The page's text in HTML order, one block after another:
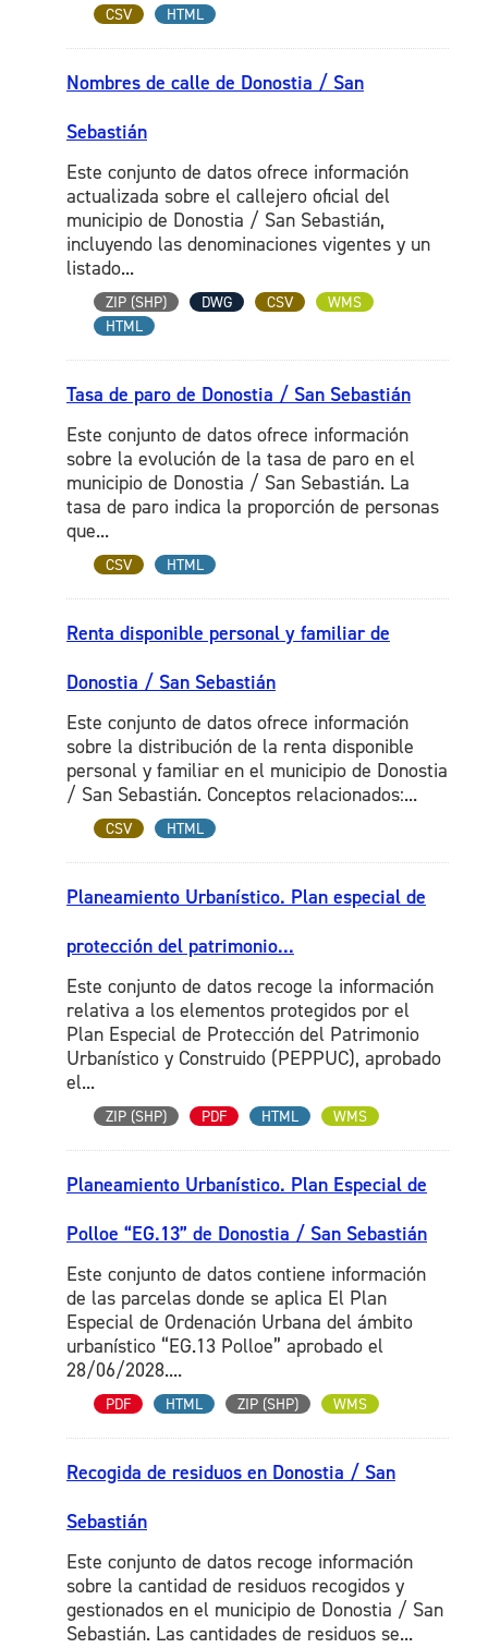
CSV HTML
Nombres de calle de Donostia / San
Sebastián
Este conjunto de datos ofrece información
actualizada sobre el callejero oficial del
municipio de Donostia / San Sebastián,
incluyendo las denominaciones vigentes y un
listado...
ZIP (SHP) DWG CSV
WMS
HTML
Tasa de paro de Donostia / San Sebastián
Este conjunto de datos ofrece información
sobre la evolución de la tasa de paro en el
municipio de Donostia / San Sebastián. La
tasa de paro indica la proporción de personas
que...
CSV HTML
Renta disponible personal y familiar de
Donostia / San Sebastián
Este conjunto de datos ofrece información
sobre la distribución de la renta disponible
personal y familiar en el municipio de Donostia
/ San Sebastián. Conceptos relacionados:...
CSV HTML
Planeamiento Urbanístico. Plan especial de
protección del patrimonio...
Este conjunto de datos recoge la información
relativa a los elementos protegidos por el
Plan Especial de Protección del Patrimonio
Urbanístico y Construido (PEPPUC), aprobado
el...
ZIP (SHP) PDF HTML WMS
Planeamiento Urbanístico. Plan Especial de
Polloe “EG.13” de Donostia / San Sebastián
Este conjunto de datos contiene información
de las parcelas donde se aplica El Plan
Especial de Ordenación Urbana del ámbito
urbanístico “EG.13 Polloe” aprobado el
28/06/2028....
PDF HTML ZIP (SHP) WMS
Recogida de residuos en Donostia / San
Sebastián
Este conjunto de datos recoge información
sobre la cantidad de residuos recogidos y
gestionados en el municipio de Donostia / San
Sebastián. Las cantidades de residuos se...